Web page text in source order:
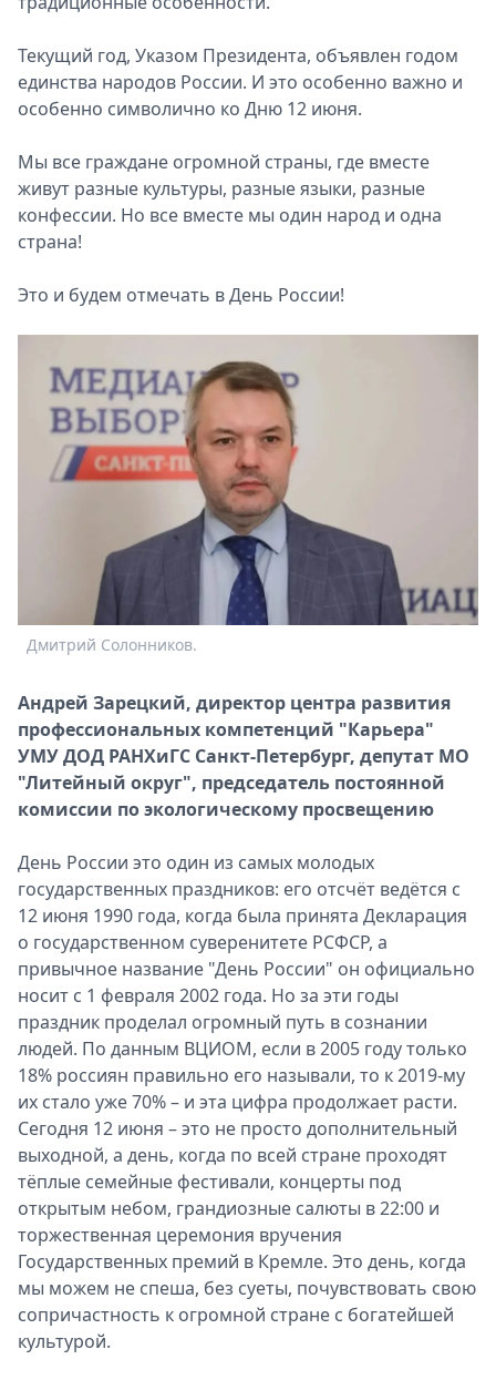
Текущий год, Указом Президента, объявлен годом
единства народов России. И это особенно важно и
особенно символично ко Дню 12 июня.
Мы все граждане огромной страны, где вместе
живут разные культуры, разные языки, разные
конфессии. Но все вместе мы один народ и одна
страна!
Это и будем отмечать в День России!
Дмитрий Солонников.
Андрей Зарецкий, директор центра развития
профессиональных компетенций "Карьера"
УМУ ДОД РАНХиГС Санкт-Петербург, депутат МО
"Литейный округ", председатель постоянной
комиссии по экологическому просвещению
День России это один из самых молодых
государственных праздников: его отсчёт ведётся с
12 июня 1990 года, когда была принята Декларация
о государственном суверенитете РСФСР, а
привычное название "День России" он официально
носит с 1 февраля 2002 года. Но за эти годы
праздник проделал огромный путь в сознании
людей. По данным ВЦИОМ, если в 2005 году только
18% россиян правильно его называли, то к 2019-му
их стало уже 70% – и эта цифра продолжает расти.
Сегодня 12 июня – это не просто дополнительный
выходной, а день, когда по всей стране проходят
тёплые семейные фестивали, концерты под
открытым небом, грандиозные салюты в 22:00 и
торжественная церемония вручения
Государственных премий в Кремле. Это день, когда
мы можем не спеша, без суеты, почувствовать свою
сопричастность к огромной стране с богатейшей
культурой.